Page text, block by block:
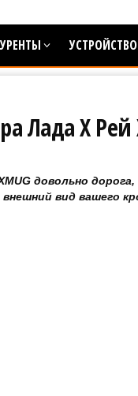
УСТРОЙСТВО
Лада Х Рей
довольно дорога,
вид вашего